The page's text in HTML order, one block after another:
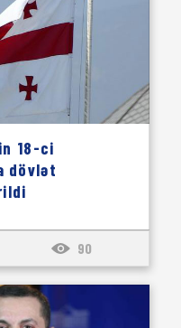
18-ci
dövlət
90